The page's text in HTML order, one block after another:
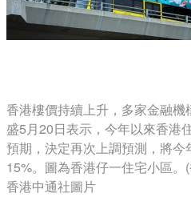
香港樓價持續上升，多家金融
盛5月20日表示，今年以來香港
預期，決定再次上調預測，將
15%。圖為香港仔一住宅小區
香港中通社圖片